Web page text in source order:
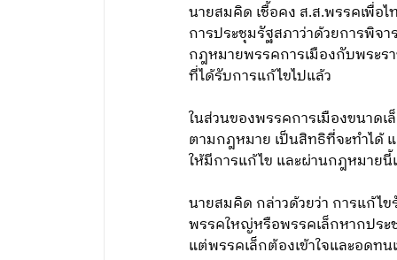
นายสมคิด เชื้อคง ส.ส.พรรคเพื่อ
การประชุมรัฐสภาว่าด้วยการพิ
กฎหมายพรรคการเมืองกับพระ
ที่ได้รับการแก้ไขไปแล้ว
ในส่วนของพรรคการเมืองขนาด
ตามกฎหมาย เป็นสิทธิที่จะทำได้
ให้มีการแก้ไข และผ่านกฎหมายนี้
นายสมคิด กล่าวด้วยว่า การแก้ไ
พรรคใหญ่หรือพรรคเล็กหากประ
แต่พรรคเล็กต้องเข้าใจและอดท